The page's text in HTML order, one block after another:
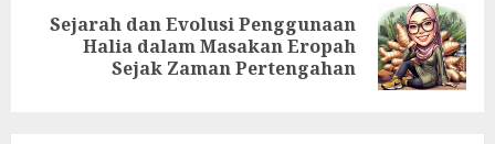
Next
Sejarah dan Evolusi Penggunaan
Halia dalam Masakan Eropah
Sejak Zaman Pertengahan